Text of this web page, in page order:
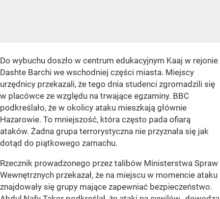
Do wybuchu doszło w centrum edukacyjnym Kaaj w rejonie
Dashte Barchi we wschodniej części miasta. Miejscy
urzędnicy przekazali, że tego dnia studenci zgromadzili się
w placówce ze względu na trwające egzaminy. BBC
podkreślało, że w okolicy ataku mieszkają głównie
Hazarowie. To mniejszość, która często pada ofiarą
ataków. Żadna grupa terrorystyczna nie przyznała się jak
dotąd do piątkowego zamachu.
Rzecznik prowadzonego przez talibów Ministerstwa Spraw
Wewnętrznych przekazał, że na miejscu w momencie ataku
znajdowały się grupy mające zapewniać bezpieczeństwo.